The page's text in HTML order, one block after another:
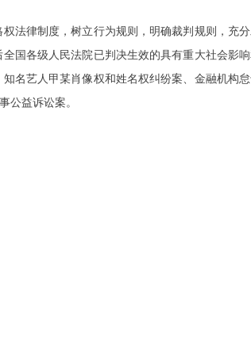
律制度，树立行为规则，明确裁判规则，充
国各级人民法院已判决生效的具有重大社会影
名艺人甲某肖像权和姓名权纠纷案、金融机构
公益诉讼案。